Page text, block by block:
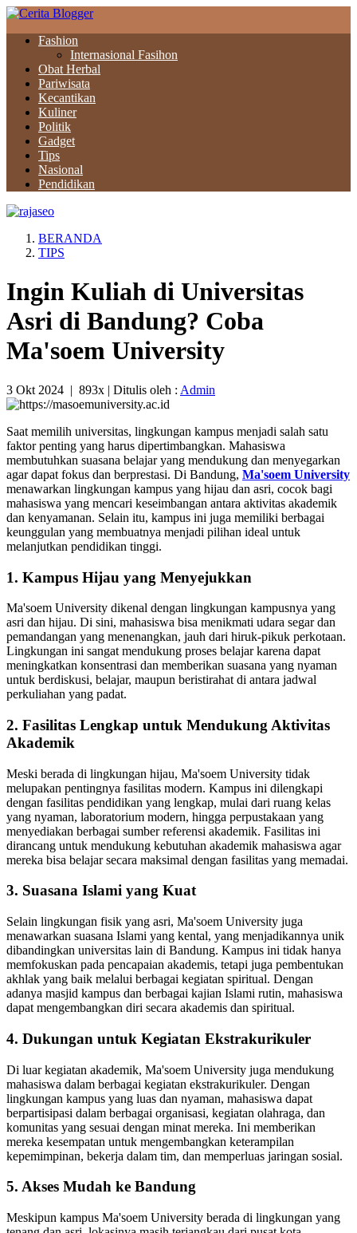
Fashion
Internasional Fasihon
Obat Herbal
Pariwisata
Kecantikan
Kuliner
Politik
Gadget
Tips
Nasional
Pendidikan
BERANDA
TIPS
Ingin Kuliah di Universitas
Asri di Bandung? Coba
Ma'soem University
3 Okt 2024 | 893x | Ditulis oleh : Admin
Saat memilih universitas, lingkungan kampus menjadi salah satu
faktor penting yang harus dipertimbangkan. Mahasiswa
membutuhkan suasana belajar yang mendukung dan menyegarkan
agar dapat fokus dan berprestasi. Di Bandung, Ma'soem University
menawarkan lingkungan kampus yang hijau dan asri, cocok bagi
mahasiswa yang mencari keseimbangan antara aktivitas akademik
dan kenyamanan. Selain itu, kampus ini juga memiliki berbagai
keunggulan yang membuatnya menjadi pilihan ideal untuk
melanjutkan pendidikan tinggi.
1. Kampus Hijau yang Menyejukkan
Ma'soem University dikenal dengan lingkungan kampusnya yang
asri dan hijau. Di sini, mahasiswa bisa menikmati udara segar dan
pemandangan yang menenangkan, jauh dari hiruk-pikuk perkotaan.
Lingkungan ini sangat mendukung proses belajar karena dapat
meningkatkan konsentrasi dan memberikan suasana yang nyaman
untuk berdiskusi, belajar, maupun beristirahat di antara jadwal
perkuliahan yang padat.
2. Fasilitas Lengkap untuk Mendukung Aktivitas
Akademik
Meski berada di lingkungan hijau, Ma'soem University tidak
melupakan pentingnya fasilitas modern. Kampus ini dilengkapi
dengan fasilitas pendidikan yang lengkap, mulai dari ruang kelas
yang nyaman, laboratorium modern, hingga perpustakaan yang
menyediakan berbagai sumber referensi akademik. Fasilitas ini
dirancang untuk mendukung kebutuhan akademik mahasiswa agar
mereka bisa belajar secara maksimal dengan fasilitas yang memadai.
3. Suasana Islami yang Kuat
Selain lingkungan fisik yang asri, Ma'soem University juga
menawarkan suasana Islami yang kental, yang menjadikannya unik
dibandingkan universitas lain di Bandung. Kampus ini tidak hanya
memfokuskan pada pencapaian akademis, tetapi juga pembentukan
akhlak yang baik melalui berbagai kegiatan spiritual. Dengan
adanya masjid kampus dan berbagai kajian Islami rutin, mahasiswa
dapat mengembangkan diri secara akademis dan spiritual.
4. Dukungan untuk Kegiatan Ekstrakurikuler
Di luar kegiatan akademik, Ma'soem University juga mendukung
mahasiswa dalam berbagai kegiatan ekstrakurikuler. Dengan
lingkungan kampus yang luas dan nyaman, mahasiswa dapat
berpartisipasi dalam berbagai organisasi, kegiatan olahraga, dan
komunitas yang sesuai dengan minat mereka. Ini memberikan
mereka kesempatan untuk mengembangkan keterampilan
kepemimpinan, bekerja dalam tim, dan memperluas jaringan sosial.
5. Akses Mudah ke Bandung
Meskipun kampus Ma'soem University berada di lingkungan yang